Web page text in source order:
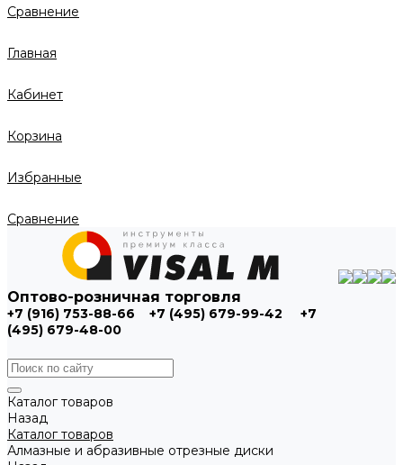
Сравнение
Главная
Кабинет
Корзина
Избранные
Сравнение
Оптово-розничная торговля
+7 (916) 753-88-66 +7 (495) 679-99-42
+7
(495) 679-48-00
Каталог товаров
Назад
Каталог товаров
Алмазные и абразивные отрезные диски